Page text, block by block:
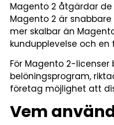
Magento 2 åtgärdar
Magento 2 är
mer skalbar än
kundupplevelse och en
För Magento 2-
belöningsprogram,
företag möjlighet att
Vem